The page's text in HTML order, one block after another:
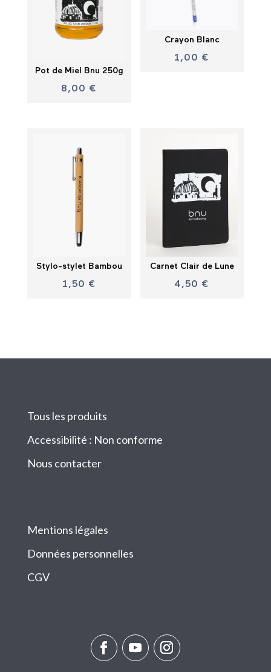
Pot de Miel Bnu 250g
8,00 €
Crayon Blanc
1,00 €
Stylo-stylet Bambou
1,50 €
Carnet Clair de Lune
4,50 €
Tous les produits
Accessibilité : Non conforme
Nous contacter
Mentions légales
Données personnelles
CGV